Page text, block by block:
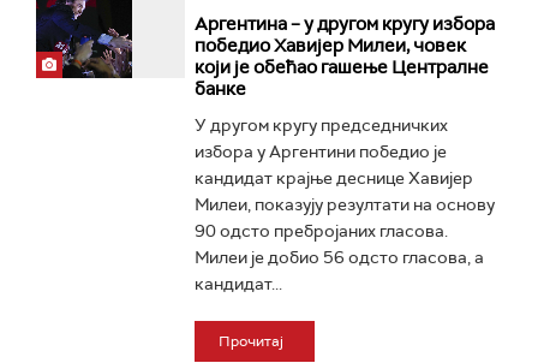
Аргентина – у другом кругу избора
победио Хавијер Милеи, човек
који је обећао гашење Централне
банке
У другом кругу председничких
избора у Аргентини победио је
кандидат крајње деснице Хавијер
Милеи, показују резултати на основу
90 одсто пребројаних гласова.
Милеи је добио 56 одсто гласова, а
кандидат...
Прочитај